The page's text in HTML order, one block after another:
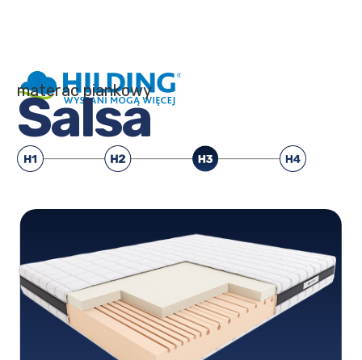
materac piankowy
Salsa